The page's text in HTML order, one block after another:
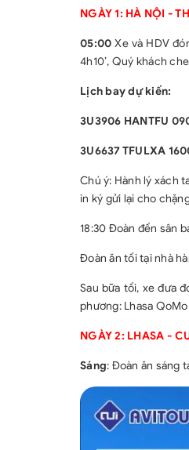
NGÀY 1: HÀ NỘI -
05:00Xe và HDV
4h10’, Quý khách
Lịch bay dự kiến:
3U3906 HANTFU
3U6637 TFULXA
Chú ý: Hành lý xách
in ký gửi lại cho
18:30 Đoàn đến sân
Đoàn ăn tối tại nhà
Sau bữa tối, xe đưa
phương: Lhasa
NGÀY 2: LHASA -
Sáng: Đoàn ăn sáng